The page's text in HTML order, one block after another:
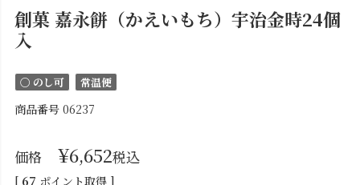
創菓 嘉永餅（かえいもち）宇治金時24個
入
〇 のし可 常温便
商品番号 06237
価格 ¥6,652税込
[ 67 ポイント取得 ]